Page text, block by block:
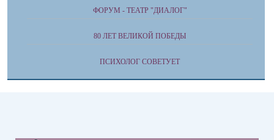
ФОРУМ - ТЕАТР "ДИАЛОГ"
80 ЛЕТ ВЕЛИКОЙ ПОБЕДЫ
ПСИХОЛОГ СОВЕТУЕТ